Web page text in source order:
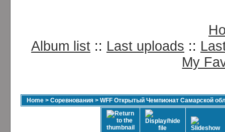
Album list :: Last uploads ::
My
Home > Соревнования > WFF Открытый Чемпионат Самарской